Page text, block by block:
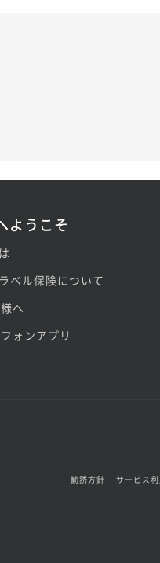
ようこそ
ベル保険について
へ
ォンアプリ
勧誘方針 サービス